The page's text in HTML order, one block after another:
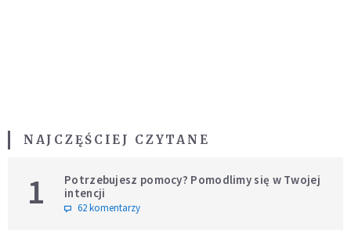
NAJCZĘŚCIEJ CZYTANE
1
Potrzebujesz pomocy? Pomodlimy się w Twojej
intencji
62 komentarzy